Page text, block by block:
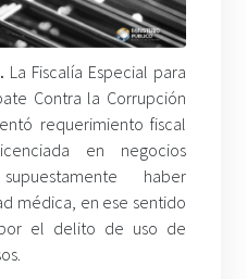
La Fiscalía Especial para
Contra la Corrupción
requerimiento fiscal
en negocios
haber
médica, en ese sentido
el delito de uso de